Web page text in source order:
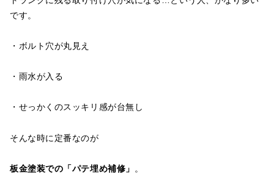
です。
・ボルト穴が丸見え
・雨水が入る
・せっかくのスッキリ感が台無し
そんな時に定番なのが
板金塗装での「パテ埋め補修」 。